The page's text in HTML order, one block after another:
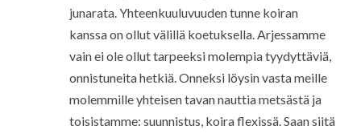
junarata. Yhteenkuuluvuuden tunne koiran
kanssa on ollut välillä koetuksella. Arjessamme
vain ei ole ollut tarpeeksi molempia tyydyttäviä,
onnistuneita hetkiä. Onneksi löysin vasta meille
molemmille yhteisen tavan nauttia metsästä ja
toisistamme: suunnistus, koira flexissä. Saan siitä